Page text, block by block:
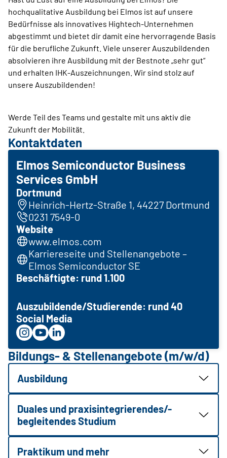
hochqualitative Ausbildung bei Elmos ist auf unsere
Bedürfnisse als innovatives Hightech-Unternehmen
abgestimmt und bietet dir damit eine hervorragende Basis
für die berufliche Zukunft. Viele unserer Auszubildenden
absolvieren ihre Ausbildung mit der Bestnote „sehr gut“
und erhalten IHK-Auszeichnungen. Wir sind stolz auf
unsere Auszubildenden!
Werde Teil des Teams und gestalte mit uns aktiv die
Zukunft der Mobilität.
Kontaktdaten
Elmos Semiconductor Business
Services GmbH
Dortmund
Heinrich-Hertz-Straße 1, 44227 Dortmund
0231 7549-0
Website
www.elmos.com
Karriereseite und Stellenangebote –
Elmos Semiconductor SE
Beschäftigte: rund 1.100
Auszubildende/Studierende: rund 40
Social Media
Bildungs- & Stellenangebote (m/w/d)
Ausbildung
Duales und praxisintegrierendes/-
begleitendes Studium
Praktikum und mehr